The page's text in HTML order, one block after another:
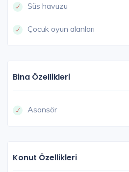
Süs havuzu
Çocuk oyun alanları
Bina Özellikleri
Asansör
Konut Özellikleri